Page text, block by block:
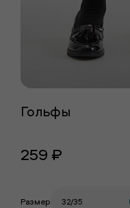
Гольфы
259 ₽
Размер 32/35